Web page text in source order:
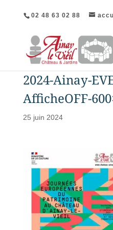
02 48 63 02 88
2024-Ainay-
AfficheOFF-
25 juin 2024